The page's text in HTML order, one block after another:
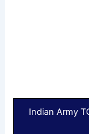
Indian Army